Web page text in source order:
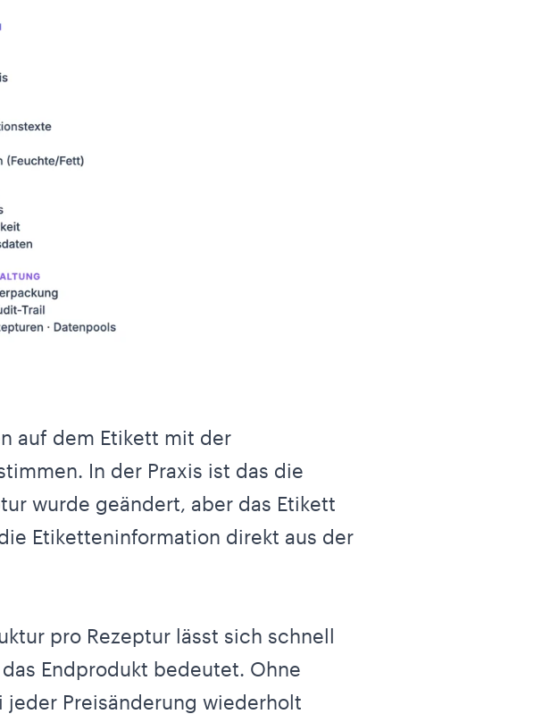
auf dem Etikett mit der
In der Praxis ist das die
wurde geändert, aber das Etikett
Etiketteninformation direkt aus der
pro Rezeptur lässt sich schnell
Endprodukt bedeutet. Ohne
Preisänderung wiederholt